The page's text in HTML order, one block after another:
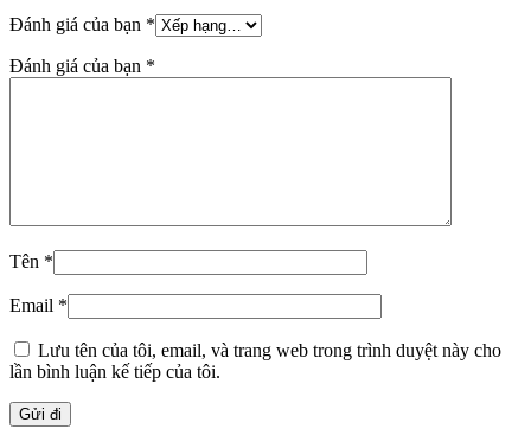
Đánh giá của bạn *
Đánh giá của bạn *
Tên *
Email *
Lưu tên của tôi, email, và trang web trong trình duyệt này cho
lần bình luận kế tiếp của tôi.